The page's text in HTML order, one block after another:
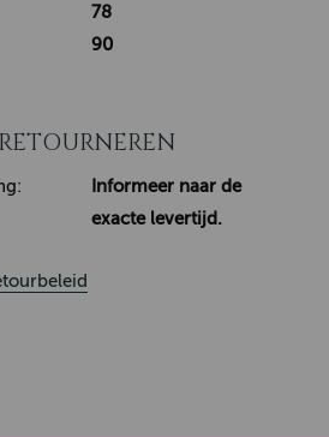
78
90
Informeer naar de
exacte levertijd.